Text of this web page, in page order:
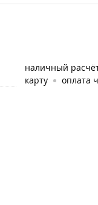
наличный
карту
оплата